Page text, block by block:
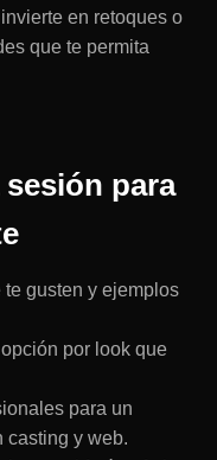
en retoques o
que te permita
para
te gusten y ejemplos
por look que
para un
casting y web.